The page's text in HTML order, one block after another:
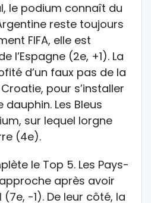
le podium connaît du
reste toujours
FIFA, elle est
l’Espagne (2e, +1). La
d’un faux pas de la
pour s’installer
Les Bleus
sur lequel lorgne
(4e).
le Top 5. Les Pays-
après avoir
-1). De leur côté, la